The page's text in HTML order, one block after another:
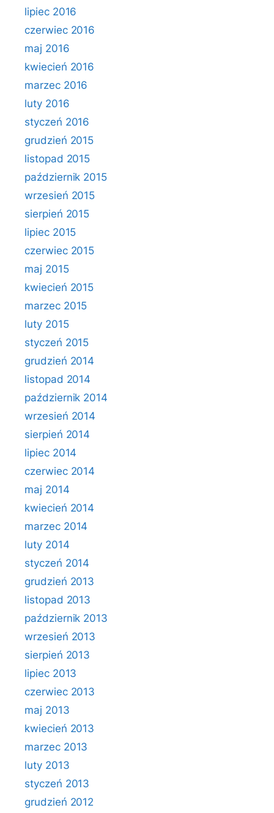
lipiec 2016
czerwiec 2016
maj 2016
kwiecień 2016
marzec 2016
luty 2016
styczeń 2016
grudzień 2015
listopad 2015
październik 2015
wrzesień 2015
sierpień 2015
lipiec 2015
czerwiec 2015
maj 2015
kwiecień 2015
marzec 2015
luty 2015
styczeń 2015
grudzień 2014
listopad 2014
październik 2014
wrzesień 2014
sierpień 2014
lipiec 2014
czerwiec 2014
maj 2014
kwiecień 2014
marzec 2014
luty 2014
styczeń 2014
grudzień 2013
listopad 2013
październik 2013
wrzesień 2013
sierpień 2013
lipiec 2013
czerwiec 2013
maj 2013
kwiecień 2013
marzec 2013
luty 2013
styczeń 2013
grudzień 2012